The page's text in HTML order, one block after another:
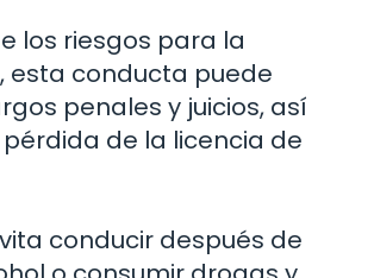
los riesgos para la
esta conducta puede
penales y juicios, así
de la licencia de
conducir después de